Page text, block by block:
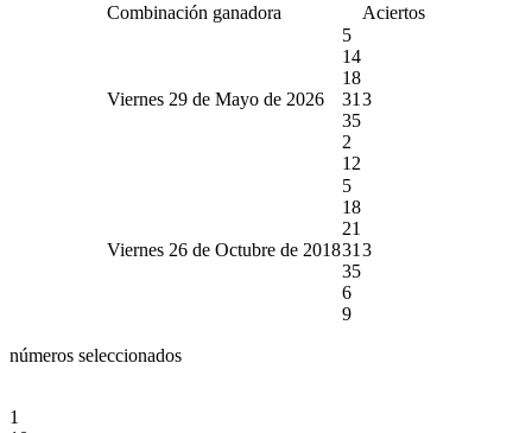
Combinación ganadora Aciertos
Viernes 29 de Mayo de 2026
5
14
18
31
35
2
12
3
Viernes 26 de Octubre de 2018
5
18
21
31
35
6
9
3
números seleccionados
1